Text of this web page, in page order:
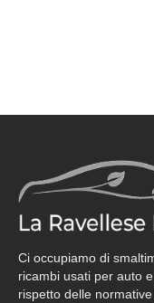
Ci occupiamo di
ricambi usati per auto
rispetto delle